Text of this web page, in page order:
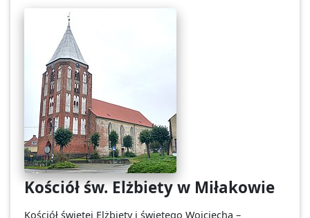
Kościół św. Elżbiety w Miłakowie
Kościół świętej Elżbiety i świętego Wojciecha –